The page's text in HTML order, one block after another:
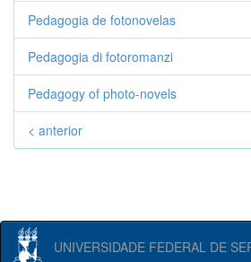
Pedagogia de fotonovelas
Pedagogia di fotoromanzi
Pedagogy of photo-novels
< anterior
UNIVERSIDADE FEDERAL DE